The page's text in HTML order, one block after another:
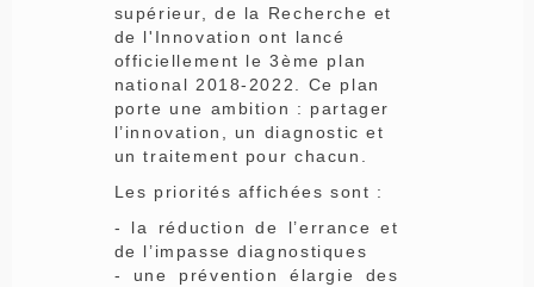
supérieur, de la Recherche et
de l'Innovation ont lancé
officiellement le 3ème plan
national 2018-2022. Ce plan
porte une ambition : partager
l’innovation, un diagnostic et
un traitement pour chacun.
Les priorités affichées sont :
- la réduction de l’errance et
de l’impasse diagnostiques
- une prévention élargie des